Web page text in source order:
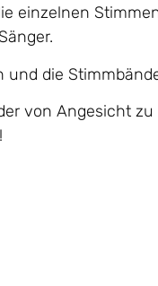
einzelnen
die
von Angesicht